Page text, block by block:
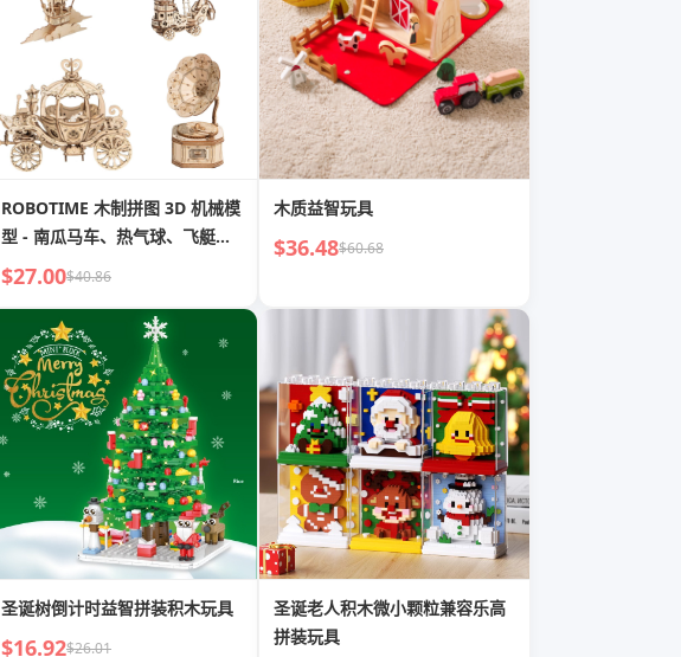
ROBOTIME 木制拼图 3D 机械模
型 - 南瓜马车、热气球、飞艇、
留声机
$27.00$40.86
木质益智玩具
$36.48$60.68
圣诞树倒计时益智拼装积木玩具
$16.92$26.01
圣诞老人积木微小颗粒兼容乐高
拼装玩具